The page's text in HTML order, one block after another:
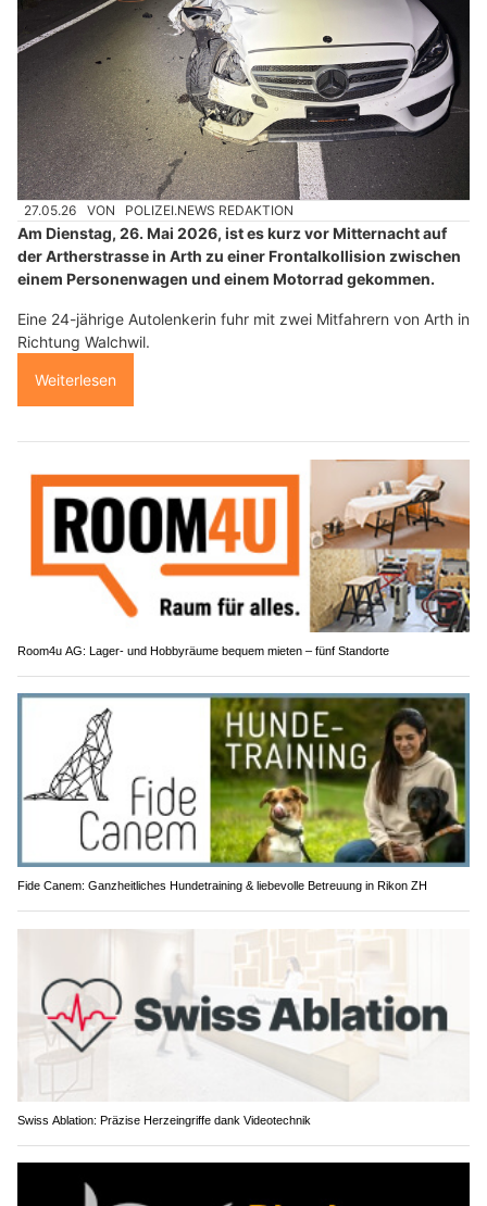
27.05.26 VON POLIZEI.NEWS REDAKTION
Am Dienstag, 26. Mai 2026, ist es kurz vor Mitternacht auf
der Artherstrasse in Arth zu einer Frontalkollision zwischen
einem Personenwagen und einem Motorrad gekommen.
Eine 24-jährige Autolenkerin fuhr mit zwei Mitfahrern von Arth in
Richtung Walchwil.
Weiterlesen
Room4u AG: Lager- und Hobbyräume bequem mieten – fünf Standorte
Fide Canem: Ganzheitliches Hundetraining & liebevolle Betreuung in Rikon ZH
Swiss Ablation: Präzise Herzeingriffe dank Videotechnik